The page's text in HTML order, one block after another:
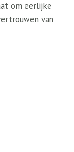
om eerlijke
van